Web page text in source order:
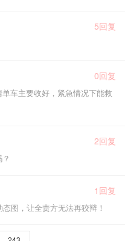
5回复
0回复
车主要收好，紧急情况下能救
2回复
1回复
图，让全责方无法再狡辩！